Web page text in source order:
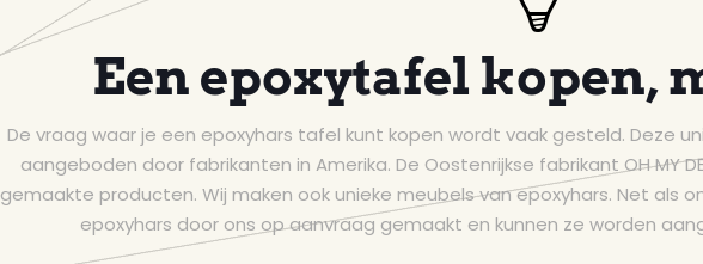
Een epoxytafel kopen,
De vraag waar je een epoxyhars tafel kunt kopen wordt vaak gesteld. Deze
aangeboden door fabrikanten in Amerika. De Oostenrijkse fabrikant OH MY
gemaakte producten. Wij maken ook unieke meubels van epoxyhars. Net als
epoxyhars door ons op aanvraag gemaakt en kunnen ze worden